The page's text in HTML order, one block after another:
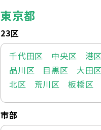
東京都
23区
千代田区
中央区 港区
品川区
目黒区 大田区
北区
荒川区 板橋区
市部